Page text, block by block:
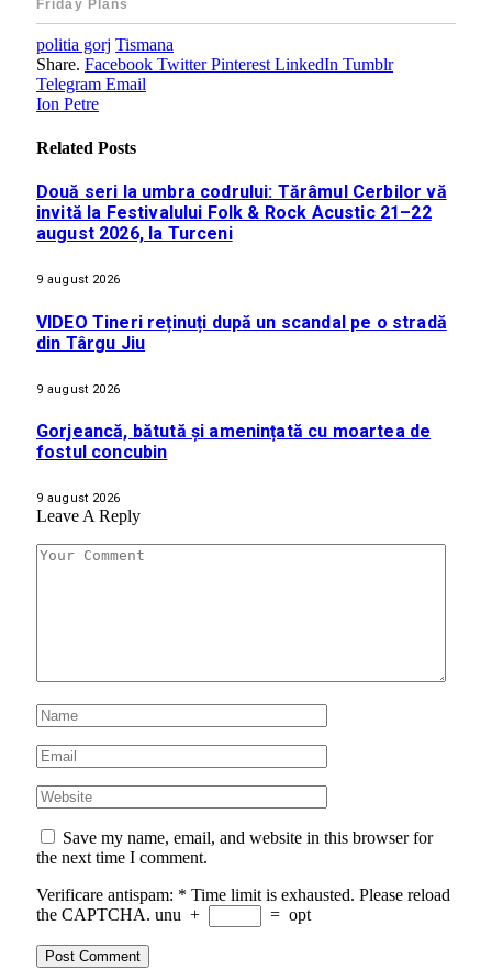
politia gorj Tismana
Share. Facebook Twitter Pinterest LinkedIn Tumblr
Telegram Email
Ion Petre
Related Posts
Două seri la umbra codrului: Tărâmul Cerbilor vă
invită la Festivalului Folk & Rock Acustic 21–22
august 2026, la Turceni
9 august 2026
VIDEO Tineri reținuți după un scandal pe o stradă
din Târgu Jiu
9 august 2026
Gorjeancă, bătută și amenințată cu moartea de
fostul concubin
9 august 2026
Leave A Reply
Save my name, email, and website in this browser for
the next time I comment.
Verificare antispam: * Time limit is exhausted. Please reload
the CAPTCHA. unu + = opt